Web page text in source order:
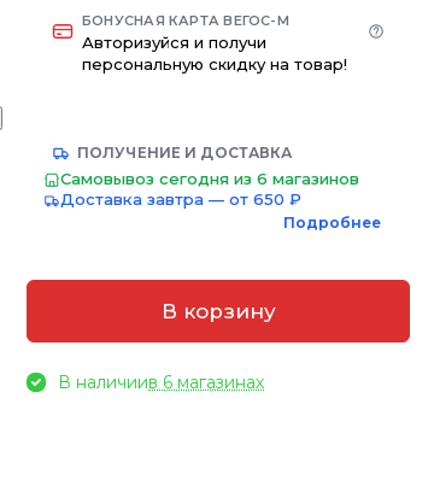
БОНУСНАЯ КАРТА ВЕГОС-М
Авторизуйся и получи
персональную скидку на товар!
ПОЛУЧЕНИЕ И ДОСТАВКА
Самовывоз сегодня из 6 магазинов
Доставка завтра — от 650 ₽
Подробнее
В корзину
В наличиив 6 магазинах